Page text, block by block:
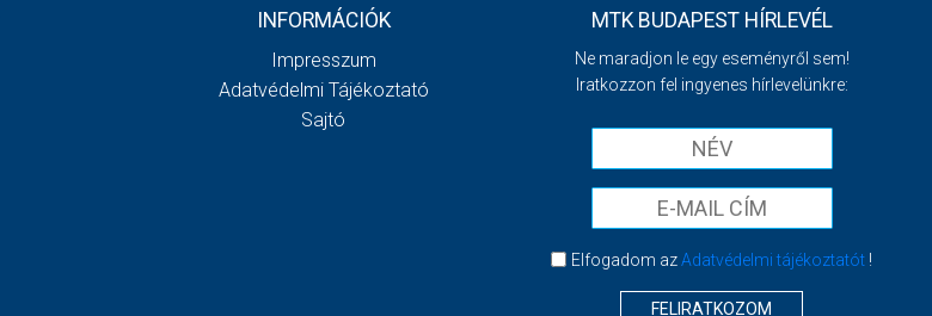
INFORMÁCIÓK
Impresszum
Adatvédelmi Tájékoztató
Sajtó
MTK BUDAPEST HÍRLEVÉL
Ne maradjon le egy eseményről sem!
Iratkozzon fel ingyenes hírlevelünkre:
Elfogadom azAdatvédelmi tájékoztatót !
FELIRATKOZOM